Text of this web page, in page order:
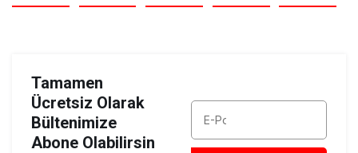
Tamamen
Ücretsiz Olarak
Bültenimize
Abone Olabilirsin